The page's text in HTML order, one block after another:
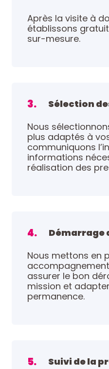
Après la visite à
établissons
sur-mesure.
3.
Sélection
Nous
plus adaptés à
communiquons
informations
réalisation des
4.
Démarrage
Nous mettons en
assurer le bon
mission et
permanence.
5.
Suivi de la